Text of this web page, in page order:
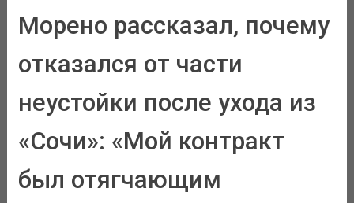
Морено рассказал, почему
отказался от части
неустойки после ухода из
«Сочи»: «Мой контракт
был отягчающим